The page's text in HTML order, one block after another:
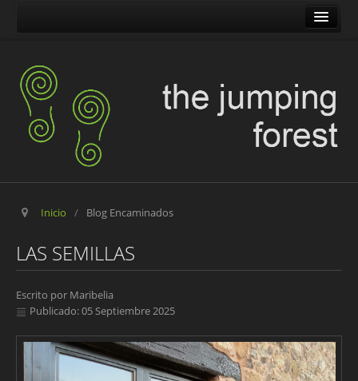
The Pilgrim Stone
Blog Encaminados
Carles
Maribelia en Movimiento
Inicio / Blog Encaminados
LAS SEMILLAS
Escrito por Maribelia
Publicado: 05 Septiembre 2025